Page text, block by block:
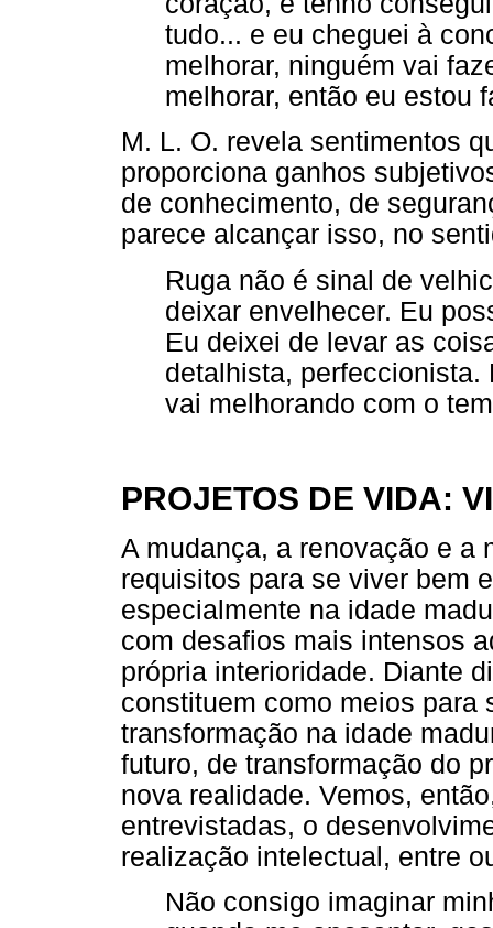
tudo... e eu cheguei à
melhorar, ninguém vai
melhorar, então eu estou
M. L. O. revela sentimentos
proporciona ganhos
de conhecimento, de
parece alcançar isso, no
Ruga não é sinal de
deixar envelhecer. Eu
Eu deixei de levar as
detalhista, perfeccionista.
vai melhorando com o
PROJETOS DE VIDA:
A mudança, a renovação e a
requisitos para se viver bem
especialmente na idade
com desafios mais intensos
própria interioridade. Diante
constituem como meios para
transformação na idade
futuro, de transformação do
nova realidade. Vemos,
entrevistadas, o
realização intelectual, entre
Não consigo imaginar